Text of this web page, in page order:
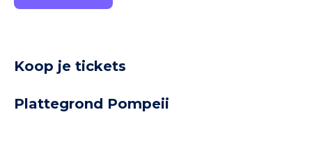
Koop je tickets
Plattegrond Pompeii